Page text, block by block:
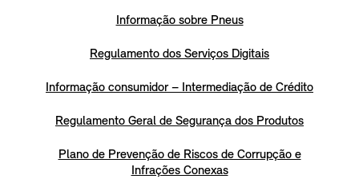
Informação sobre Pneus
Regulamento dos Serviços Digitais
Informação consumidor – Intermediação de Crédito
Regulamento Geral de Segurança dos Produtos
Plano de Prevenção de Riscos de Corrupção e
Infrações Conexas